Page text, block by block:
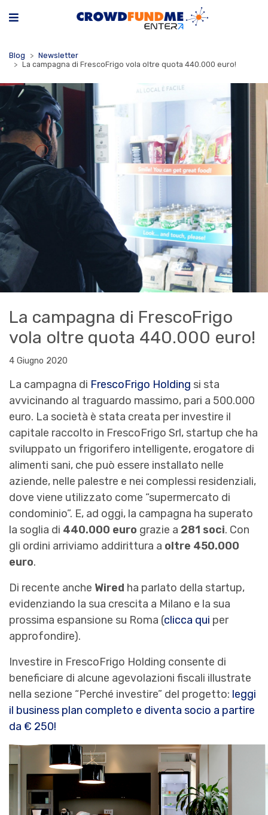
Blog
Newsletter
La campagna di FrescoFrigo vola oltre quota 440.000 euro!
La campagna di FrescoFrigo
vola oltre quota 440.000 euro!
4 Giugno 2020
La campagna di FrescoFrigo Holding si sta
avvicinando al traguardo massimo, pari a 500.000
euro. La società è stata creata per investire il
capitale raccolto in FrescoFrigo Srl, startup che ha
sviluppato un frigorifero intelligente, erogatore di
alimenti sani, che può essere installato nelle
aziende, nelle palestre e nei complessi residenziali,
dove viene utilizzato come “supermercato di
condominio”. E, ad oggi, la campagna ha superato
la soglia di 440.000 euro grazie a 281 soci. Con
gli ordini arriviamo addirittura a oltre 450.000
euro.
Di recente anche Wired ha parlato della startup,
evidenziando la sua crescita a Milano e la sua
prossima espansione su Roma (clicca qui per
approfondire).
Investire in FrescoFrigo Holding consente di
beneficiare di alcune agevolazioni fiscali illustrate
nella sezione “Perché investire” del progetto: leggi
il business plan completo e diventa socio a partire
da € 250!